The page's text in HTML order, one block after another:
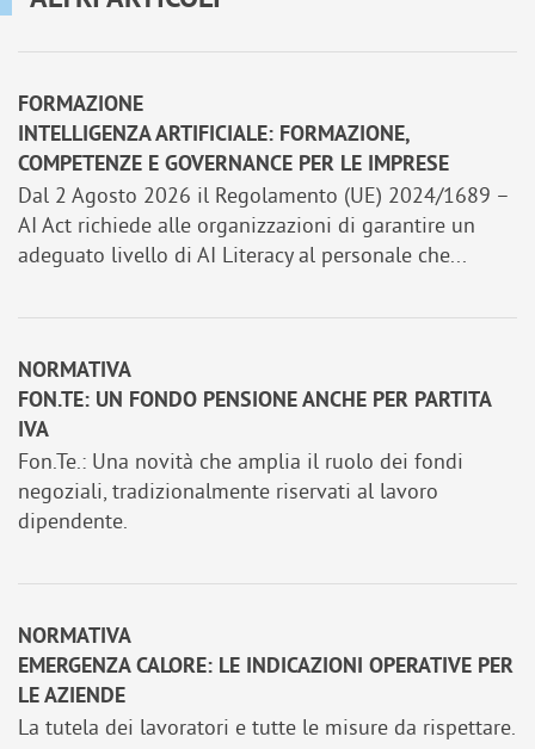
FORMAZIONE
INTELLIGENZA ARTIFICIALE: FORMAZIONE,
COMPETENZE E GOVERNANCE PER LE IMPRESE
Dal 2 Agosto 2026 il Regolamento (UE) 2024/1689 –
AI Act richiede alle organizzazioni di garantire un
adeguato livello di AI Literacy al personale che...
NORMATIVA
FON.TE: UN FONDO PENSIONE ANCHE PER PARTITA
IVA
Fon.Te.: Una novità che amplia il ruolo dei fondi
negoziali, tradizionalmente riservati al lavoro
dipendente.
NORMATIVA
EMERGENZA CALORE: LE INDICAZIONI OPERATIVE PER
LE AZIENDE
La tutela dei lavoratori e tutte le misure da rispettare.